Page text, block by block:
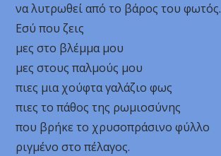
να λυτρωθεί από το βάρος του φωτός.
Εσύ που ζεις
μες στο βλέμμα μου
μες στους παλμούς μου
πιες μια χούφτα γαλάζιο φως
πιες το πάθος της ρωμιοσύνης
που βρήκε το χρυσοπράσινο φύλλο
ριγμένο στο πέλαγος.